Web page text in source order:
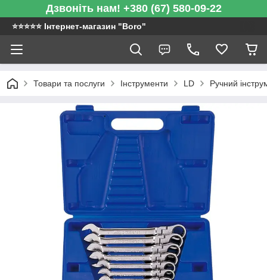
Дзвоніть нам! +380 (67) 580-09-22
⭐️⭐️⭐️⭐️⭐️ Інтернет-магазин "Boro"
Товари та послуги Інструменти LD Ручний